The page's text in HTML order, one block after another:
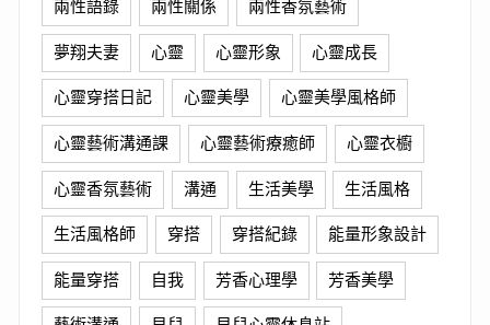
兩性語錄 兩性關係 兩性香氛藝術
夢翔夫妻 心靈 心靈形象 心靈成長
心靈穿搭日記 心靈美學 心靈美學風格師
心靈藝術溝通課 心靈藝術療癒師 心靈衣櫥
心靈香氛藝術 溝通 生活美學 生活風格
生活風格師 穿搭 穿搭紀錄 能量形象設計
能量穿搭 自我 芳香心理學 芳香美學